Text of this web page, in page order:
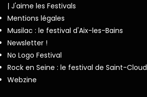
| J'aime les Festivals
Mentions légales
Musilac : le festival d'Aix-les-Bains
Newsletter !
No Logo Festival
Rock en Seine : le festival de Saint-Cloud
Webzine